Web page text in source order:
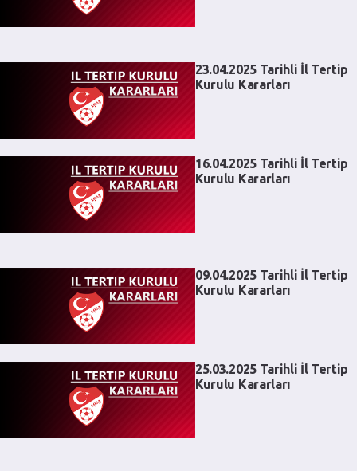
23.04.2025 Tarihli İl Tertip
Kurulu Kararları
16.04.2025 Tarihli İl Tertip
Kurulu Kararları
09.04.2025 Tarihli İl Tertip
Kurulu Kararları
25.03.2025 Tarihli İl Tertip
Kurulu Kararları